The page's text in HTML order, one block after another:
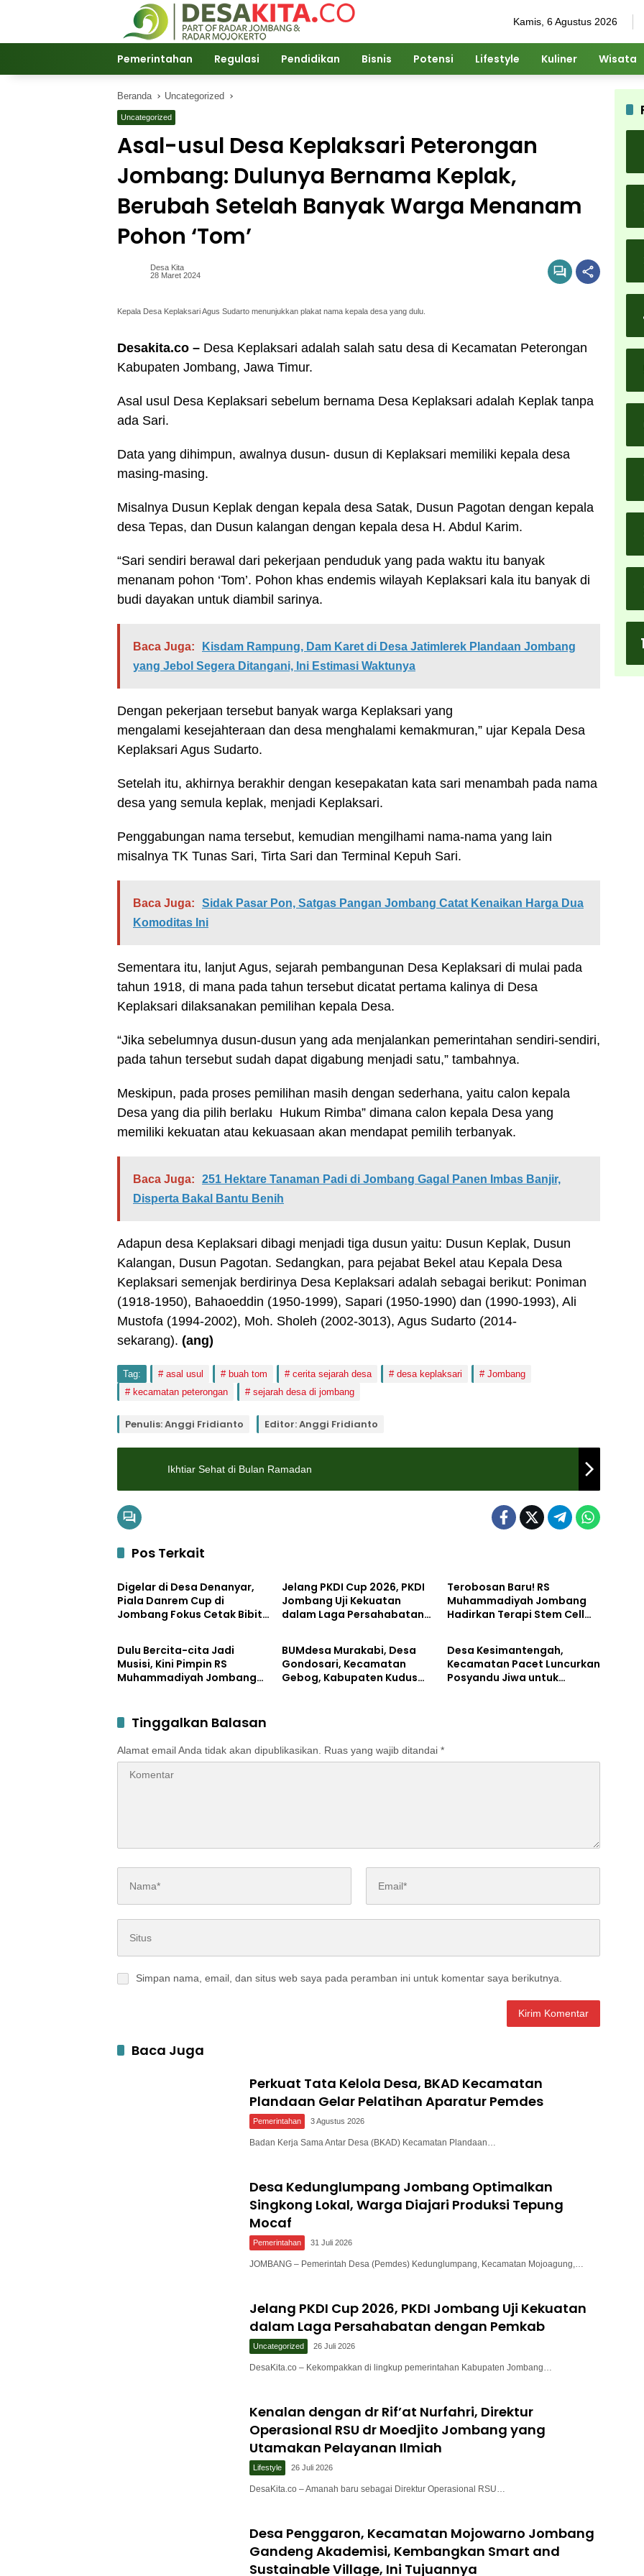
Kamis, 6 Agustus 2026
Pemerintahan Regulasi Pendidikan Bisnis Potensi Lifestyle Kuliner Wisata
Beranda Uncategorized
Uncategorized
Asal-usul Desa Keplaksari Peterongan
Jombang: Dulunya Bernama Keplak,
Berubah Setelah Banyak Warga Menanam
Pohon ‘Tom’
Desa Kita
28 Maret 2024
Kepala Desa Keplaksari Agus Sudarto menunjukkan plakat nama kepala desa yang dulu.
Desakita.co – Desa Keplaksari adalah salah satu desa di Kecamatan Peterongan
Kabupaten Jombang, Jawa Timur.
Asal usul Desa Keplaksari sebelum bernama Desa Keplaksari adalah Keplak tanpa
ada Sari.
Data yang dihimpun, awalnya dusun- dusun di Keplaksari memiliki kepala desa
masing-masing.
Misalnya Dusun Keplak dengan kepala desa Satak, Dusun Pagotan dengan kepala
desa Tepas, dan Dusun kalangan dengan kepala desa H. Abdul Karim.
“Sari sendiri berawal dari pekerjaan penduduk yang pada waktu itu banyak
menanam pohon ‘Tom’. Pohon khas endemis wilayah Keplaksari kala itu banyak di
budi dayakan untuk diambil sarinya.
Baca Juga:
Kisdam Rampung, Dam Karet di Desa Jatimlerek Plandaan Jombang
yang Jebol Segera Ditangani, Ini Estimasi Waktunya
Dengan pekerjaan tersebut banyak warga Keplaksari yang
mengalami kesejahteraan dan desa menghalami kemakmuran,” ujar Kepala Desa
Keplaksari Agus Sudarto.
Setelah itu, akhirnya berakhir dengan kesepakatan kata sari menambah pada nama
desa yang semula keplak, menjadi Keplaksari.
Penggabungan nama tersebut, kemudian mengilhami nama-nama yang lain
misalnya TK Tunas Sari, Tirta Sari dan Terminal Kepuh Sari.
Baca Juga:
Sidak Pasar Pon, Satgas Pangan Jombang Catat Kenaikan Harga Dua
Komoditas Ini
Sementara itu, lanjut Agus, sejarah pembangunan Desa Keplaksari di mulai pada
tahun 1918, di mana pada tahun tersebut dicatat pertama kalinya di Desa
Keplaksari dilaksanakan pemilihan kepala Desa.
“Jika sebelumnya dusun-dusun yang ada menjalankan pemerintahan sendiri-sendiri,
pada tahun tersebut sudah dapat digabung menjadi satu,” tambahnya.
Meskipun, pada proses pemilihan masih dengan sederhana, yaitu calon kepala
Desa yang dia pilih berlaku Hukum Rimba” dimana calon kepala Desa yang
memiliki kekuatan atau kekuasaan akan mendapat pemilih terbanyak.
Baca Juga:
251 Hektare Tanaman Padi di Jombang Gagal Panen Imbas Banjir,
Disperta Bakal Bantu Benih
Adapun desa Keplaksari dibagi menjadi tiga dusun yaitu: Dusun Keplak, Dusun
Kalangan, Dusun Pagotan. Sedangkan, para pejabat Bekel atau Kepala Desa
Keplaksari semenjak berdirinya Desa Keplaksari adalah sebagai berikut: Poniman
(1918-1950), Bahaoeddin (1950-1999), Sapari (1950-1990) dan (1990-1993), Ali
Mustofa (1994-2002), Moh. Sholeh (2002-3013), Agus Sudarto (2014-
sekarang). (ang)
Tag: asal usul buah tom cerita sejarah desa desa keplaksari
Jombang
kecamatan peterongan
sejarah desa di jombang
Penulis: Anggi Fridianto Editor: Anggi Fridianto
Ikhtiar Sehat di Bulan Ramadan
Pos Terkait
Uncategorized
Digelar di Desa Denanyar,
Piala Danrem Cup di
Jombang Fokus Cetak Bibit
Jelang PKDI Cup 2026, PKDI
Jombang Uji Kekuatan
dalam Laga Persahabatan
Terobosan Baru! RS
Muhammadiyah Jombang
Hadirkan Terapi Stem Cell
Uncategorized
Dulu Bercita-cita Jadi
Musisi, Kini Pimpin RS
Muhammadiyah Jombang
Pemerintahan
BUMdesa Murakabi, Desa
Gondosari, Kecamatan
Gebog, Kabupaten Kudus
Desa Kesimantengah,
Kecamatan Pacet Luncurkan
Posyandu Jiwa untuk
Tinggalkan Balasan
Alamat email Anda tidak akan dipublikasikan. Ruas yang wajib ditandai *
Simpan nama, email, dan situs web saya pada peramban ini untuk komentar saya berikutnya.
Baca Juga
Perkuat Tata Kelola Desa, BKAD Kecamatan
Plandaan Gelar Pelatihan Aparatur Pemdes
Pemerintahan 3 Agustus 2026
Badan Kerja Sama Antar Desa (BKAD) Kecamatan Plandaan…
Desa Kedunglumpang Jombang Optimalkan
Singkong Lokal, Warga Diajari Produksi Tepung
Mocaf
Pemerintahan 31 Juli 2026
JOMBANG – Pemerintah Desa (Pemdes) Kedunglumpang, Kecamatan Mojoagung,…
Jelang PKDI Cup 2026, PKDI Jombang Uji Kekuatan
dalam Laga Persahabatan dengan Pemkab
Uncategorized 26 Juli 2026
DesaKita.co – Kekompakkan di lingkup pemerintahan Kabupaten Jombang…
Kenalan dengan dr Rif’at Nurfahri, Direktur
Operasional RSU dr Moedjito Jombang yang
Utamakan Pelayanan Ilmiah
Lifestyle 26 Juli 2026
DesaKita.co – Amanah baru sebagai Direktur Operasional RSU…
Desa Penggaron, Kecamatan Mojowarno Jombang
Gandeng Akademisi, Kembangkan Smart and
Sustainable Village, Ini Tujuannya